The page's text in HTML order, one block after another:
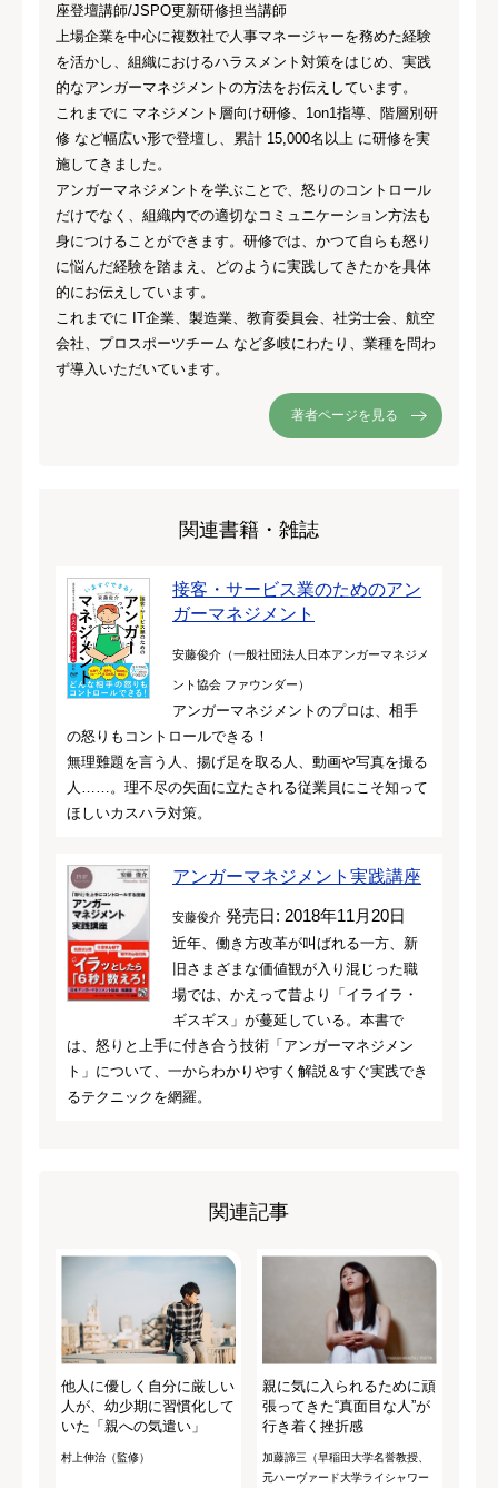
座登壇講師/JSPO更新研修担当講師
上場企業を中心に複数社で人事マネージャーを務めた経験
を活かし、組織におけるハラスメント対策をはじめ、実践
的なアンガーマネジメントの方法をお伝えしています。
これまでに マネジメント層向け研修、1on1指導、階層別研
修 など幅広い形で登壇し、累計 15,000名以上 に研修を実
施してきました。
アンガーマネジメントを学ぶことで、怒りのコントロール
だけでなく、組織内での適切なコミュニケーション方法も
身につけることができます。研修では、かつて自らも怒り
に悩んだ経験を踏まえ、どのように実践してきたかを具体
的にお伝えしています。
これまでに IT企業、製造業、教育委員会、社労士会、航空
会社、プロスポーツチーム など多岐にわたり、業種を問わ
ず導入いただいています。
著者ページを見る
関連書籍・雑誌
接客・サービス業のためのアン
ガーマネジメント
安藤俊介（一般社団法人日本アンガーマネジメ
ント協会 ファウンダー）
アンガーマネジメントのプロは、相手
の怒りもコントロールできる！
無理難題を言う人、揚げ足を取る人、動画や写真を撮る
人……。理不尽の矢面に立たされる従業員にこそ知って
ほしいカスハラ対策。
アンガーマネジメント実践講座
安藤俊介 発売日: 2018年11月20日
近年、働き方改革が叫ばれる一方、新
旧さまざまな価値観が入り混じった職
場では、かえって昔より「イライラ・
ギスギス」が蔓延している。本書で
は、怒りと上手に付き合う技術「アンガーマネジメン
ト」について、一からわかりやすく解説＆すぐ実践でき
るテクニックを網羅。
関連記事
他人に優しく自分に厳しい
人が、幼少期に習慣化して
いた「親への気遣い」
村上伸治（監修）
親に気に入られるために頑
張ってきた“真面目な人”が
行き着く挫折感
加藤諦三（早稲田大学名誉教授、
元ハーヴァード大学ライシャワー